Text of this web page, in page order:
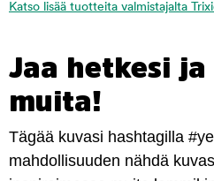
Katso lisää tuotteita valmistajalta
Jaa hetkesi
muita!
Tägää kuvasi hashtagilla
mahdollisuuden nähdä